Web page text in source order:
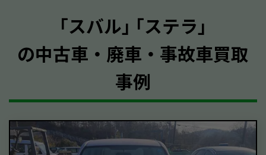
｢スバル｣ ｢ステラ｣
の中古車・廃車・事故車買取
事例